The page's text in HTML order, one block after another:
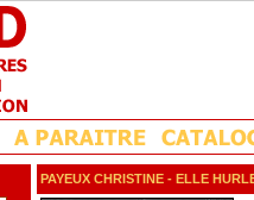
PAYEUX CHRISTINE - ELLE